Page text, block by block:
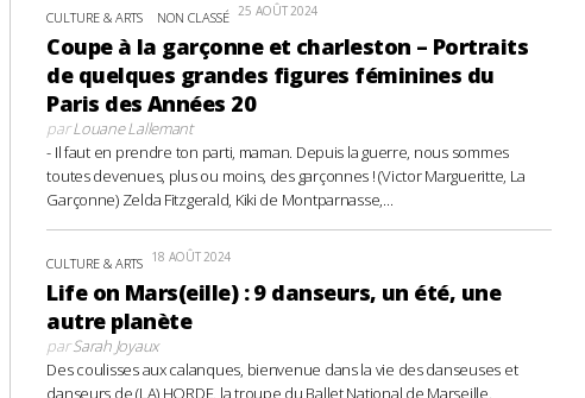
CULTURE & ARTS NON CLASSÉ 25 AOÛT 2024
Coupe à la garçonne et charleston – Portraits
de quelques grandes figures féminines du
Paris des Années 20
parLouane Lallemant
- Il faut en prendre ton parti, maman. Depuis la guerre, nous sommes
toutes devenues, plus ou moins, des garçonnes ! (Victor Margueritte, La
Garçonne) Zelda Fitzgerald, Kiki de Montparnasse,...
CULTURE & ARTS 18 AOÛT 2024
Life on Mars(eille) : 9 danseurs, un été, une
autre planète
parSarah Joyaux
Des coulisses aux calanques, bienvenue dans la vie des danseuses et
danseurs de (LA) HORDE, la troupe du Ballet National de Marseille.